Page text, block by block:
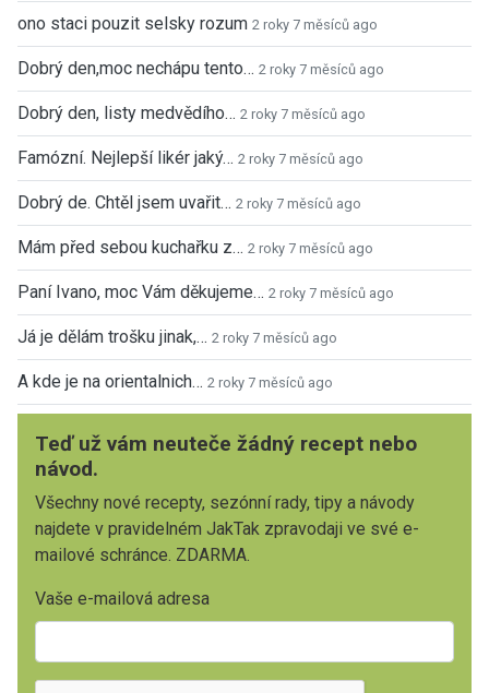
ono staci pouzit selsky rozum 2 roky 7 měsíců ago
Dobrý den,moc nechápu tento… 2 roky 7 měsíců ago
Dobrý den, listy medvědího… 2 roky 7 měsíců ago
Famózní. Nejlepší likér jaký… 2 roky 7 měsíců ago
Dobrý de. Chtěl jsem uvařit… 2 roky 7 měsíců ago
Mám před sebou kuchařku z… 2 roky 7 měsíců ago
Paní Ivano, moc Vám děkujeme… 2 roky 7 měsíců ago
Já je dělám trošku jinak,… 2 roky 7 měsíců ago
A kde je na orientalnich… 2 roky 7 měsíců ago
Teď už vám neuteče žádný recept nebo
návod.
Všechny nové recepty, sezónní rady, tipy a návody
najdete v pravidelném JakTak zpravodaji ve své e-
mailové schránce. ZDARMA.
Vaše e-mailová adresa